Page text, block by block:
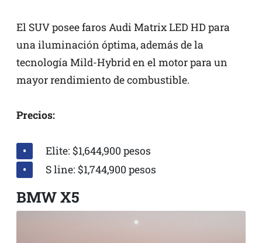
El SUV posee faros Audi Matrix LED HD para
una iluminación óptima, además de la
tecnología Mild-Hybrid en el motor para un
mayor rendimiento de combustible.
Precios:
Elite: $1,644,900 pesos
S line: $1,744,900 pesos
BMW X5